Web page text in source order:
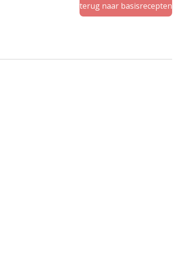
terug naar basisrecepten